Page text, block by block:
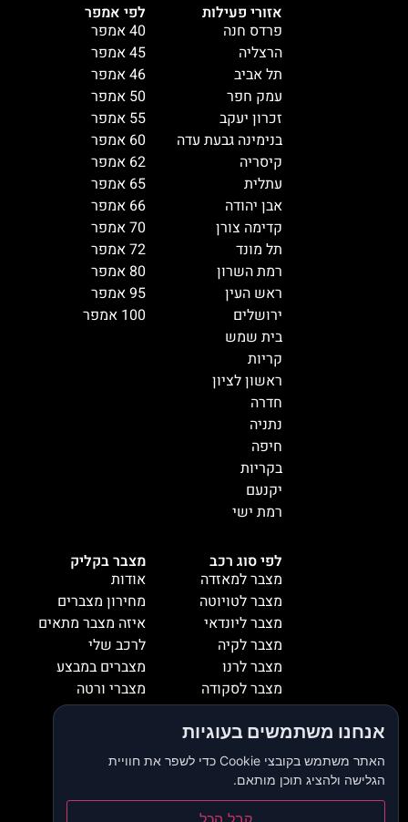
מצבר בקליק
אודות
מחירון מצברים
איזה מצבר מתאים
לרכב שלי
מצברים במבצע
מצברי ורטה
מצברי שנפ
אזורי שירות
צור קשר
לפי סוג רכב
מצבר למאזדה
מצבר לטויוטה
מצבר ליונדאי
מצבר לקיה
מצבר לרנו
מצבר לסקודה
מצבר למיציבושי
מצבר לסובארו
מצבר להונדה
מצבר לאופל
מצבר לסיאט
לפי אמפר
40 אמפר
45 אמפר
46 אמפר
50 אמפר
55 אמפר
60 אמפר
62 אמפר
65 אמפר
66 אמפר
70 אמפר
72 אמפר
80 אמפר
95 אמפר
100 אמפר
אזורי פעילות
פרדס חנה
הרצליה
תל אביב
עמק חפר
זכרון יעקב
בנימינה גבעת עדה
קיסריה
עתלית
אבן יהודה
קדימה צורן
תל מונד
רמת השרון
ראש העין
ירושלים
בית שמש
קריות
ראשון לציון
חדרה
נתניה
חיפה
בקריות
יקנעם
רמת ישי
אנחנו משתמשים בעוגיות
האתר משתמש בקובצי Cookie כדי לשפר את חוויית
הגלישה ולהציג תוכן מותאם.